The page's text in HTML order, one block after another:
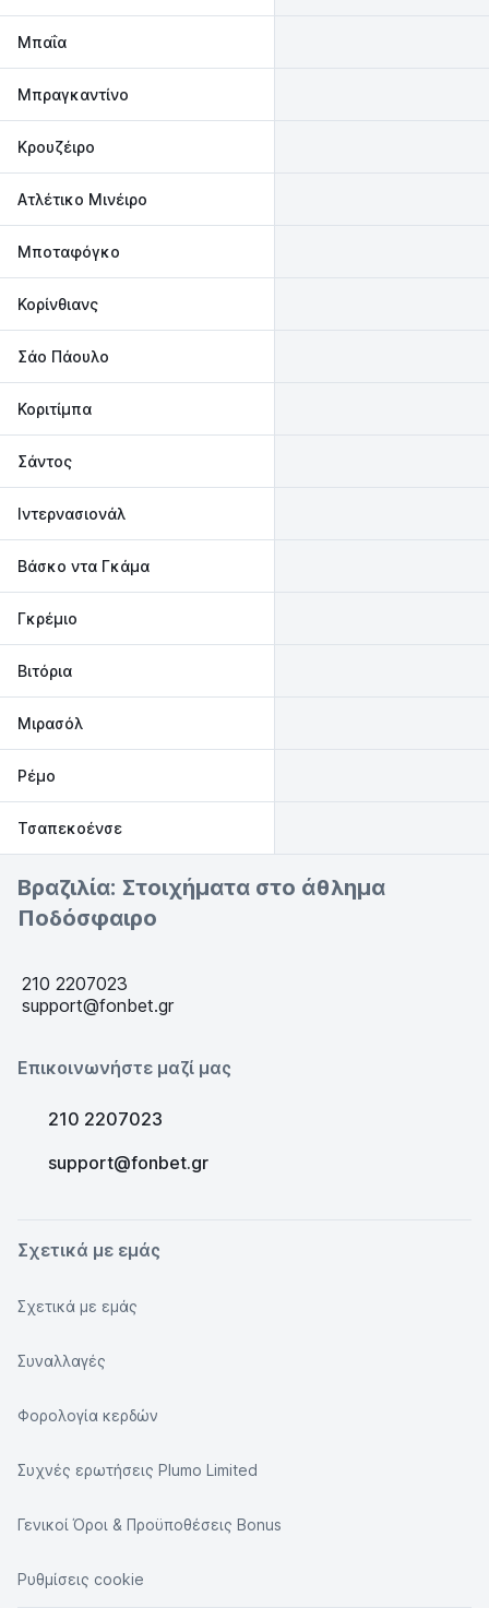
Μπαΐα
Μπραγκαντίνο
Κρουζέιρο
Ατλέτικο Μινέιρο
Μποταφόγκο
Κορίνθιανς
Σάο Πάουλο
Κοριτίμπα
Σάντος
Ιντερνασιονάλ
Βάσκο ντα Γκάμα
Γκρέμιο
Βιτόρια
Μιρασόλ
Ρέμο
Τσαπεκοένσε
Βραζιλία: Στοιχήματα στο άθλημα
Ποδόσφαιρο
210 2207023
support@fonbet.gr
Επικοινωνήστε μαζί μας
210 2207023
support@fonbet.gr
Σχετικά με εμάς
Σχετικά με εμάς
Συναλλαγές
Φορολογία κερδών
Συχνές ερωτήσεις Plumo Limited
Γενικοί Όροι & Προϋποθέσεις Bonus
Ρυθμίσεις cookie